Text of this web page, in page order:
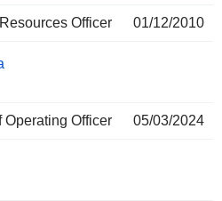
Officer 01/12/2010
Operating Officer 05/03/2024